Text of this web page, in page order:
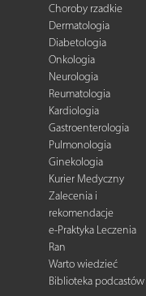
Choroby rzadkie
Dermatologia
Diabetologia
Onkologia
Neurologia
Reumatologia
Kardiologia
Gastroenterologia
Pulmonologia
Ginekologia
Kurier Medyczny
Zalecenia i
rekomendacje
e-Praktyka Leczenia
Ran
Warto wiedzieć
Biblioteka podcastów